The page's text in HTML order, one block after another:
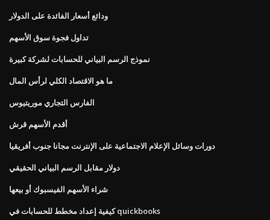
ودائع أسعار الفائدة على الدولار
تداول فجوة سوق الأسهم
نموذج الرسم البياني للحسابات لشركة كبيرة
ما هو الاقتصاد الكلي لرأس المال
الفارس التجاري موريتيوس
أقدم الأسهم قرش
دورات وسائل الإعلام الاجتماعية على الإنترنت مجانا جنوب أفريقيا
دولار مقابل الرسم البياني الحقيقي
شراء الأسهم الفيسبوك أو بيعها
كيفية إعداد مخطط للحسابات في quickbooks